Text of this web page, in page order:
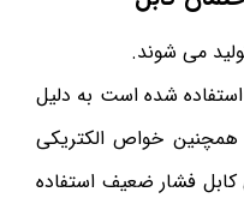
می شوند.
استفاده شده است به دلیل
همچنین خواص الکتریکی
کابل فشار ضعیف استفاده